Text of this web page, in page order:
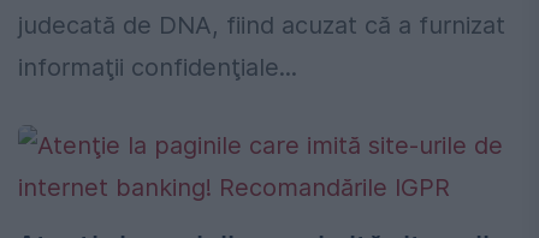
judecată de DNA, fiind acuzat că a furnizat
informaţii confidenţiale...